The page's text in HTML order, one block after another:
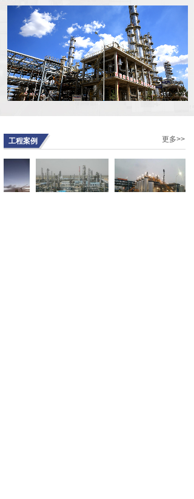
及验收规范》发布实施
10177
根据工业和信息化部第三批行业标准
制修订计划的安排，由中石化工建设
有限公司联合......
德国总理视察我公司承建的伟巴斯特
武汉新工厂
13165
2019年9月7日，德国总理默克尔携德
我公司......
上半年工作，安排下半年工作。公司
工会委员......
更多>>
工程案例